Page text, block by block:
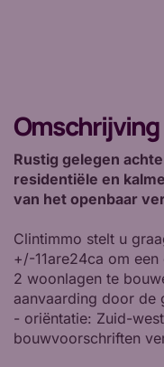
Omschrijving
Rustig gelegen
residentiële en
van het openbaar
Clintimmo stelt u
+/-11are24ca om
2 woonlagen te
aanvaarding door de
- oriëntatie: Zuid-
bouwvoorschriften